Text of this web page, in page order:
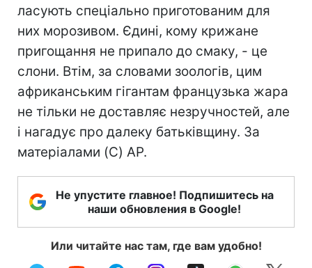
ласують спеціально приготованим для
них морозивом. Єдині, кому крижане
пригощання не припало до смаку, - це
слони. Втім, за словами зоологів, цим
африканським гігантам французька жара
не тільки не доставляє незручностей, але
і нагадує про далеку батьківщину. За
матеріалами (C) AP.
Не упустите главное! Подпишитесь на
наши обновления в Google!
Или читайте нас там, где вам удобно!